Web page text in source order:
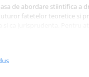
de abordare stiintifica a
fatetelor teoretice si
in cazul Romaniei,
pentru a face
aplicativa.